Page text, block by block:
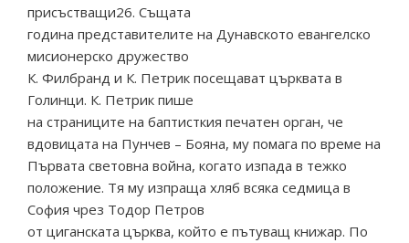
присъстващи26. Същата
година представителите на Дунавското евангелско
мисионерско дружество
К. Филбранд и К. Петрик посещават църквата в
Голинци. К. Петрик пише
на страниците на баптисткия печатен орган, че
вдовицата на Пунчев – Бояна, му помага по време на
Първата световна война, когато изпада в тежко
положение. Тя му изпраща хляб всяка седмица в
София чрез Тодор Петров
от циганската църква, който е пътуващ книжар. По